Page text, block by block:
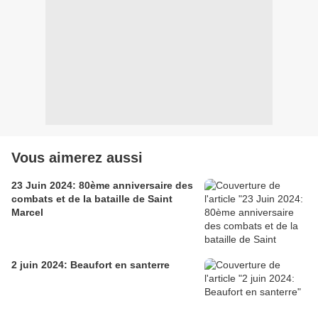
Vous aimerez aussi
23 Juin 2024: 80ème anniversaire des
combats et de la bataille de Saint
Marcel
2 juin 2024: Beaufort en santerre